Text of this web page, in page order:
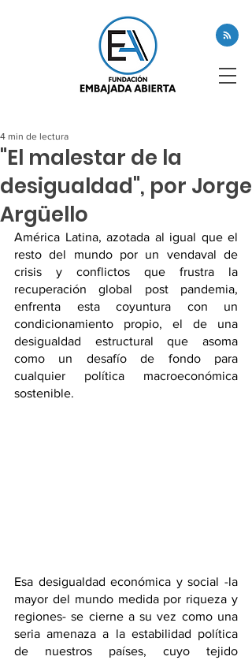
"El malestar de la
desigualdad", por Jorge
Argüello
4 min de lectura
América Latina, azotada al igual que el
resto del mundo por un vendaval de
crisis y conflictos que frustra la
recuperación global post pandemia,
enfrenta esta coyuntura con un
condicionamiento propio, el de una
desigualdad estructural que asoma
como un desafío de fondo para
cualquier política macroeconómica
sostenible.
Esa desigualdad económica y social -la
mayor del mundo medida por riqueza y
regiones- se cierne a su vez como una
seria amenaza a la estabilidad política
de nuestros países, cuyo tejido